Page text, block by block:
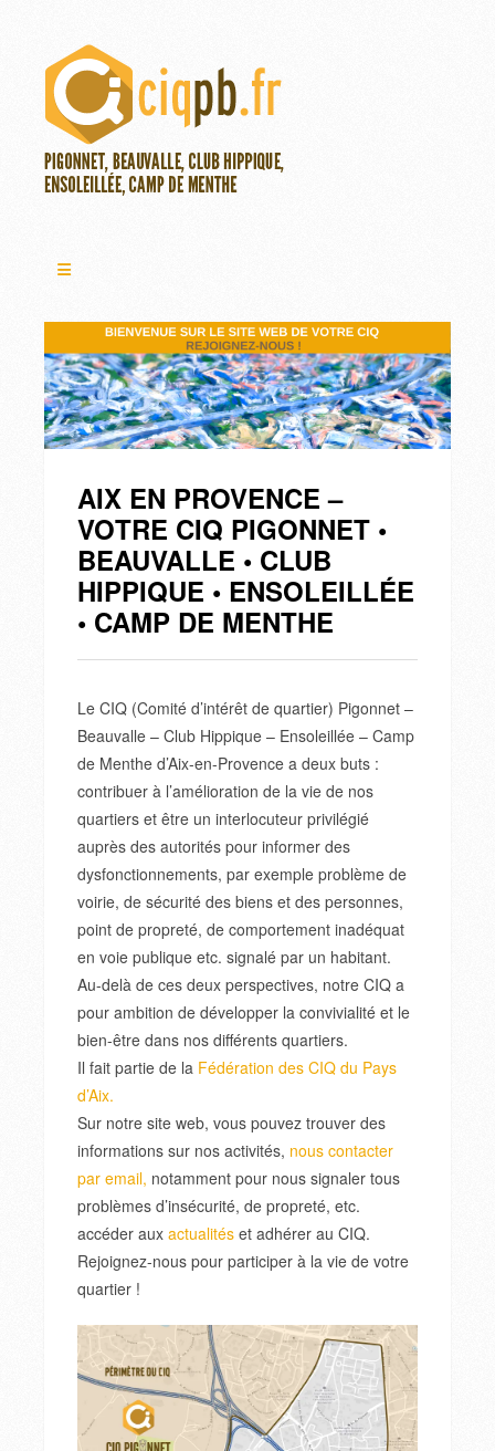
AIX EN PROVENCE –
VOTRE CIQ PIGONNET •
BEAUVALLE • CLUB
HIPPIQUE • ENSOLEILLÉE
• CAMP DE MENTHE
Le CIQ (Comité d’intérêt de quartier) Pigonnet –
Beauvalle – Club Hippique – Ensoleillée – Camp
de Menthe d’Aix-en-Provence a deux buts :
contribuer à l’amélioration de la vie de nos
quartiers et être un interlocuteur privilégié
auprès des autorités pour informer des
dysfonctionnements, par exemple problème de
voirie, de sécurité des biens et des personnes,
point de propreté, de comportement inadéquat
en voie publique etc. signalé par un habitant.
Au-delà de ces deux perspectives, notre CIQ a
pour ambition de développer la convivialité et le
bien-être dans nos différents quartiers.
Il fait partie de la Fédération des CIQ du Pays
d’Aix.
Sur notre site web, vous pouvez trouver des
informations sur nos activités, nous contacter
par email, notamment pour nous signaler tous
problèmes d’insécurité, de propreté, etc.
accéder aux actualités et adhérer au CIQ.
Rejoignez-nous pour participer à la vie de votre
quartier !